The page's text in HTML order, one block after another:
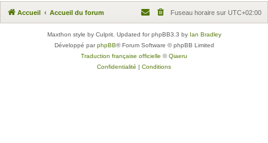
c
Accueil Accueil du forum Fuseau horaire sur UTC+02:00
Maxthon style by Culprit. Updated for phpBB3.3 by Ian Bradley
Développé parphpBB® Forum Software © phpBB Limited
Traduction française officielle ©Qiaeru
Confidentialité | Conditions